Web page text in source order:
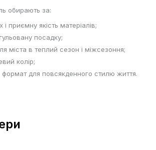
обирають за:
приємну якість матеріалів;
посадку;
міста в теплий сезон і міжсезоння;
колір;
формат для повсякденного стилю життя.